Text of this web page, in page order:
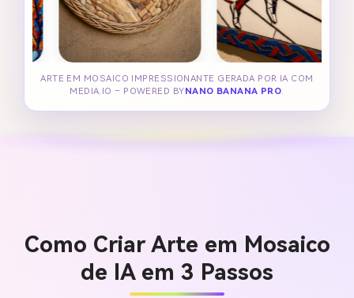
ARTE EM MOSAICO IMPRESSIONANTE GERADA POR IA COM
MEDIA.IO – POWERED BY NANO BANANA PRO.
Como Criar Arte em Mosaico
de IA em 3 Passos